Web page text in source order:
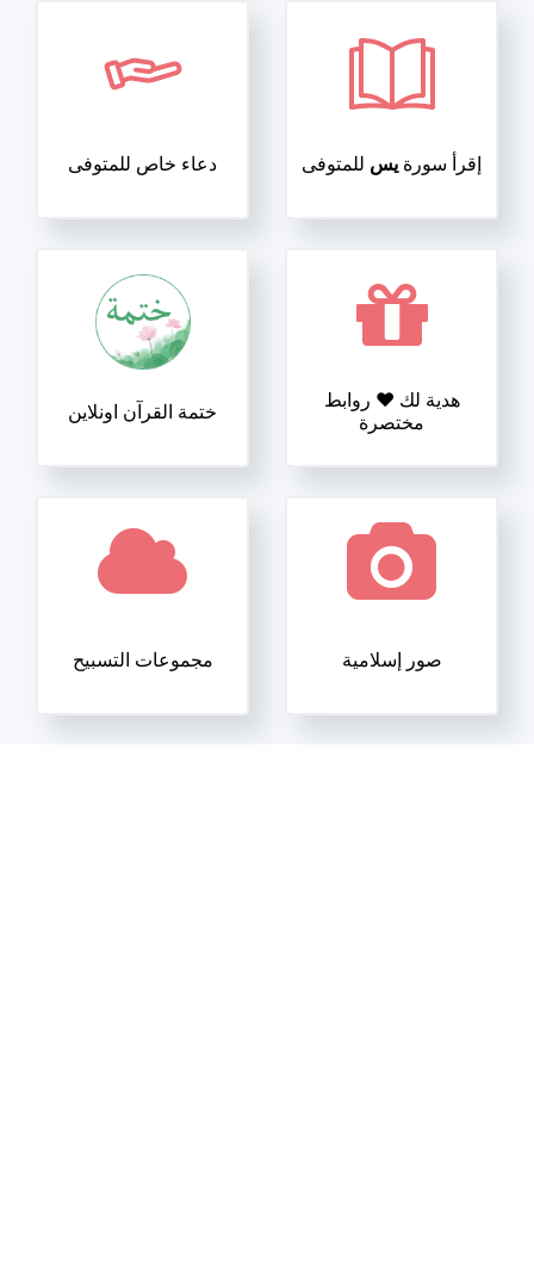
دعاء خاص للمتوفى إقرأ سورة يس للمتوفى
ختمة القرآن اونلاين
هدية لك ❤️ روابط
مختصرة
مجموعات التسبيح صور إسلامية